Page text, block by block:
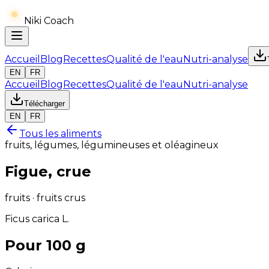
Niki Coach
Accueil BlogRecettesQualité de l'eauNutri-analyse
EN
FR
Accueil BlogRecettesQualité de l'eauNutri-analyse
Télécharger
EN
FR
Tous les aliments
fruits, légumes, légumineuses et oléagineux
Figue, crue
fruits · fruits crus
Ficus carica L.
Pour 100 g